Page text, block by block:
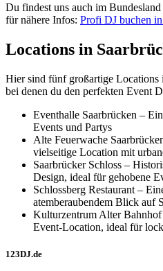
Du findest uns auch im
für nähere Infos: Profi DJ buchen
Locations in
Hier sind fünf großartige Locations
bei denen du den perfekten Event
Eventhalle Saarbrücken –
Events und Partys
Alte Feuerwache
vielseitige Location mit
Saarbrücker Schloss –
Design, ideal für gehobene
Schlossberg Restaurant –
atemberaubendem Blick auf
Kulturzentrum Alter
Event-Location, ideal für
123DJ.de